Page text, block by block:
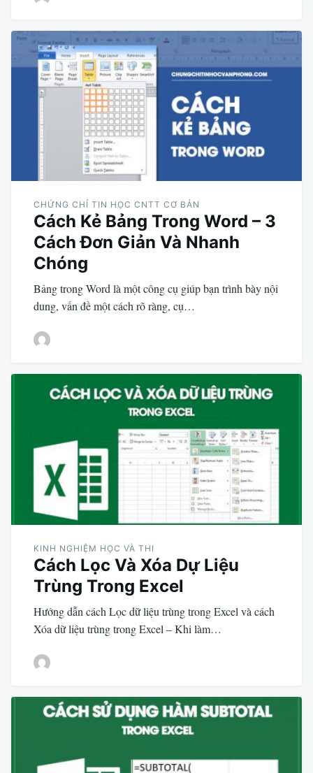
CHỨNG CHỈ TIN HỌC CNTT CƠ BẢN
Cách Kẻ Bảng Trong Word – 3
Cách Đơn Giản Và Nhanh
Chóng
Bảng trong Word là một công cụ giúp bạn trình bày nội
dung, vấn đề một cách rõ ràng, cụ…
KINH NGHIỆM HỌC VÀ THI
Cách Lọc Và Xóa Dự Liệu
Trùng Trong Excel
Hướng dẫn cách Lọc dữ liệu trùng trong Excel và cách
Xóa dữ liệu trùng trong Excel – Khi làm…